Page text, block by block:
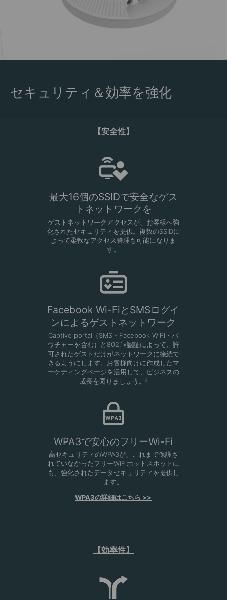
セキュリティ＆効率を強化
【安全性】
最大16個のSSIDで安全なゲス
トネットワークを
ゲストネットワークアクセスが、お客様へ強
化されたセキュリティを提供。複数のSSIDに
よって柔軟なアクセス管理も可能になりま
す。
Facebook Wi-FiとSMSログイ
ンによるゲストネットワーク
Captive portal（SMS・Facebook WiFi・バ
ウチャーを含む）と802.1x認証によって、許
可されたゲストだけがネットワークに接続で
きるようにします。お客様向けに作成したマ
ーケティングページを活用して、ビジネスの
成長を図りましょう。
§
WPA3で安心のフリーWi-Fi
高セキュリティのWPA3が、これまで保護さ
れていなかったフリーWiFiホットスポットに
も、強化されたデータセキュリティを提供し
ます。
WPA3の詳細はこちら >>
【効率性】